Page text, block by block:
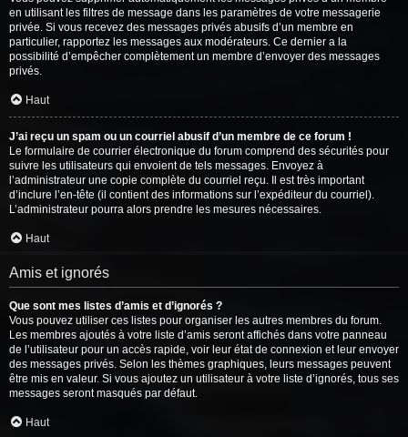
en utilisant les filtres de message dans les paramètres de votre messagerie
privée. Si vous recevez des messages privés abusifs d’un membre en
particulier, rapportez les messages aux modérateurs. Ce dernier a la
possibilité d’empêcher complètement un membre d’envoyer des messages
privés.
Haut
J’ai reçu un spam ou un courriel abusif d’un membre de ce forum !
Le formulaire de courrier électronique du forum comprend des sécurités pour
suivre les utilisateurs qui envoient de tels messages. Envoyez à
l’administrateur une copie complète du courriel reçu. Il est très important
d’inclure l’en-tête (il contient des informations sur l’expéditeur du courriel).
L’administrateur pourra alors prendre les mesures nécessaires.
Haut
Amis et ignorés
Que sont mes listes d’amis et d’ignorés ?
Vous pouvez utiliser ces listes pour organiser les autres membres du forum.
Les membres ajoutés à votre liste d’amis seront affichés dans votre panneau
de l’utilisateur pour un accès rapide, voir leur état de connexion et leur envoyer
des messages privés. Selon les thèmes graphiques, leurs messages peuvent
être mis en valeur. Si vous ajoutez un utilisateur à votre liste d’ignorés, tous ses
messages seront masqués par défaut.
Haut